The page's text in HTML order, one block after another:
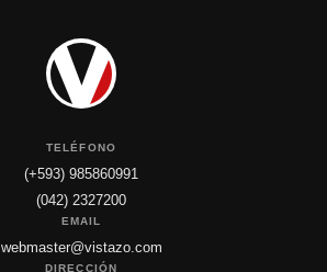
TELÉFONO
(+593) 985860991
(042) 2327200
EMAIL
webmaster@vistazo.com
DIRECCIÓN